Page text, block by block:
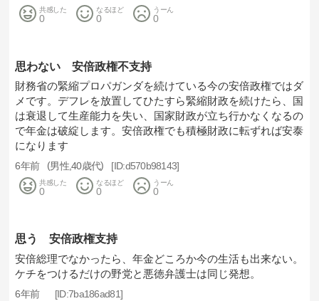
共感した
0
なるほど
0
うーん
0
思わない 安倍政権不支持
財務省の緊縮プロパガンダを続けている今の安倍政権ではダ
メです。デフレを放置してひたすら緊縮財政を続けたら、国
は衰退して生産能力を失い、国家財政が立ち行かなくなるの
で年金は破綻します。安倍政権でも積極財政に転ずれば安泰
になります
6年前 男性 40歳代 d570b98143
共感した
0
なるほど
0
うーん
0
思う 安倍政権支持
安倍総理でなかったら、年金どころか今の生活も出来ない。
ケチをつけるだけの野党と悪徳弁護士は同じ発想。
6年前 7ba186ad81